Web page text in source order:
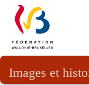
Images et